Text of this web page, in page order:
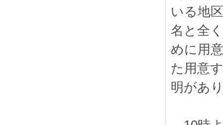
いる地
名と全
めに用
た用意
明があ